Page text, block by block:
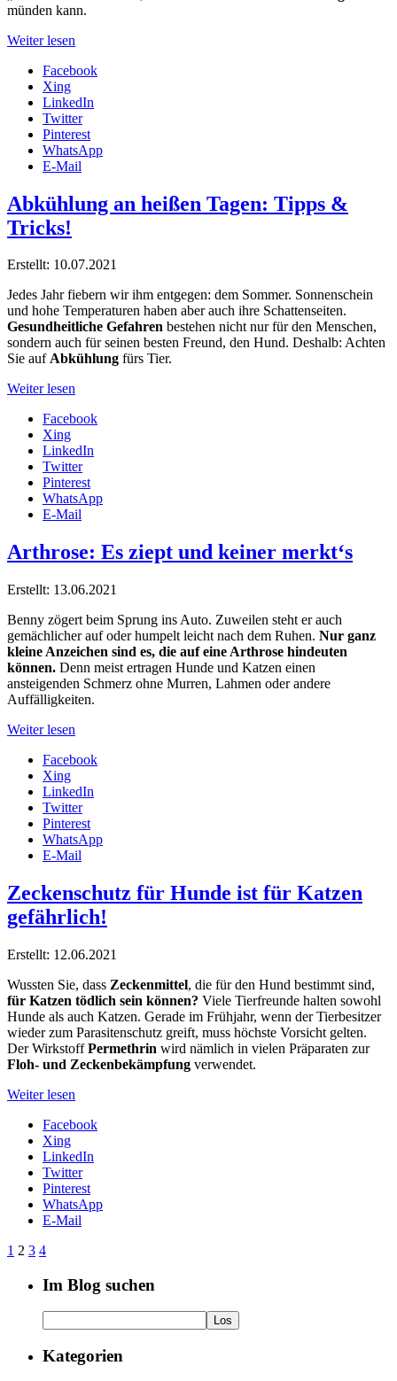
münden kann.
Weiter lesen
Facebook
Xing
LinkedIn
Twitter
Pinterest
WhatsApp
E-Mail
Abkühlung an heißen Tagen: Tipps &
Tricks!
Erstellt: 10.07.2021
Jedes Jahr fiebern wir ihm entgegen: dem Sommer. Sonnenschein
und hohe Temperaturen haben aber auch ihre Schattenseiten.
Gesundheitliche Gefahren bestehen nicht nur für den Menschen,
sondern auch für seinen besten Freund, den Hund. Deshalb: Achten
Sie aufAbkühlung fürs Tier.
Weiter lesen
Facebook
Xing
LinkedIn
Twitter
Pinterest
WhatsApp
E-Mail
Arthrose: Es ziept und keiner merkt‘s
Erstellt: 13.06.2021
Benny zögert beim Sprung ins Auto. Zuweilen steht er auch
gemächlicher auf oder humpelt leicht nach dem Ruhen. Nur ganz
kleine Anzeichen sind es, die auf eine Arthrose hindeuten
können. Denn meist ertragen Hunde und Katzen einen
ansteigenden Schmerz ohne Murren, Lahmen oder andere
Auffälligkeiten.
Weiter lesen
Facebook
Xing
LinkedIn
Twitter
Pinterest
WhatsApp
E-Mail
Zeckenschutz für Hunde ist für Katzen
gefährlich!
Erstellt: 12.06.2021
Wussten Sie, dass Zeckenmittel, die für den Hund bestimmt sind,
für Katzen tödlich sein können? Viele Tierfreunde halten sowohl
Hunde als auch Katzen. Gerade im Frühjahr, wenn der Tierbesitzer
wieder zum Parasitenschutz greift, muss höchste Vorsicht gelten.
Der WirkstoffPermethrin wird nämlich in vielen Präparaten zur
Floh- und Zeckenbekämpfung verwendet.
Weiter lesen
Facebook
Xing
LinkedIn
Twitter
Pinterest
WhatsApp
E-Mail
1 2 3 4
Im Blog suchen
Kategorien